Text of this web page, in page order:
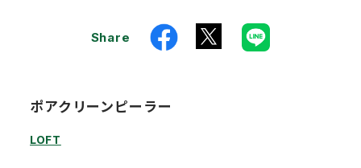
Share
ポアクリーンピーラー
LOFT